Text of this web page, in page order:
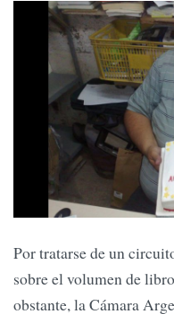
Por tratarse de un
sobre el volumen de
obstante, la Cámara